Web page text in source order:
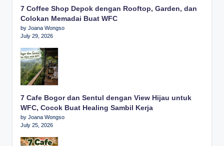
7 Coffee Shop Depok dengan Rooftop, Garden, dan
Colokan Memadai Buat WFC
by Joana Wongso
July 29, 2026
7 Cafe Bogor dan Sentul dengan View Hijau untuk
WFC, Cocok Buat Healing Sambil Kerja
by Joana Wongso
July 25, 2026